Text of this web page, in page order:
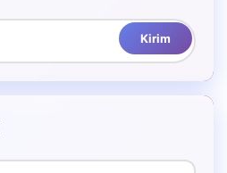
Kirim